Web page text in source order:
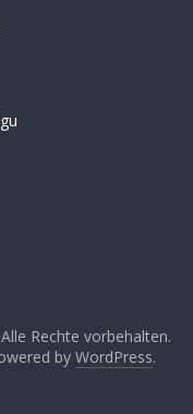
Rechte vorbehalten.
byWordPress.